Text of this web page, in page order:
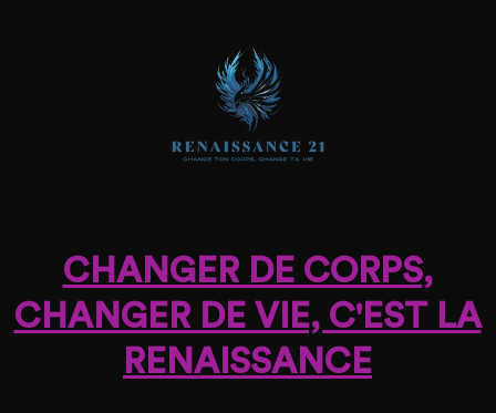
CHANGER DE CORPS,
CHANGER DE VIE, C'EST LA
RENAISSANCE